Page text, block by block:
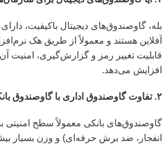
بله، گاوصندوق‌های دیجیتال باکیفیت،
آفلاین هستند و معمولاً از طریق هک
قابلیت تغییر رمز و گزارش‌گیری، امنیت
افزایش می‌دهد.
۲. تفاوت گاوصندوق اداری با گاوصندوق بانکی چیست؟
گاوصندوق‌های بانکی معمولاً سطح امنیتی
انفجار، ضد برش حرفه‌ای) و وزن بسیار